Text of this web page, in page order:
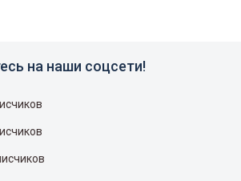
на наши соцсети!